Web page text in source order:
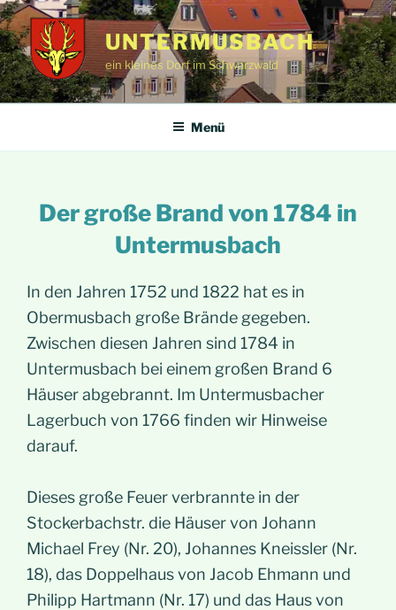
Zum
Inhalt
springen
UNTERMUSBACH
ein kleines Dorf im Schwarzwald
Menü
Der große Brand von 1784 in
Untermusbach
In den Jahren 1752 und 1822 hat es in
Obermusbach große Brände gegeben.
Zwischen diesen Jahren sind 1784 in
Untermusbach bei einem großen Brand 6
Häuser abgebrannt. Im Untermusbacher
Lagerbuch von 1766 finden wir Hinweise
darauf.
Dieses große Feuer verbrannte in der
Stockerbachstr. die Häuser von Johann
Michael Frey (Nr. 20), Johannes Kneissler (Nr.
18), das Doppelhaus von Jacob Ehmann und
Philipp Hartmann (Nr. 17) und das Haus von